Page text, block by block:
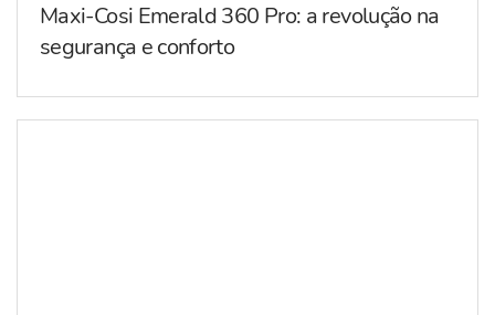
Maxi-Cosi Emerald 360 Pro: a revolução na
segurança e conforto